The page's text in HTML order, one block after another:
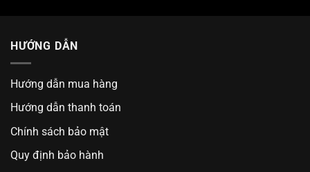
HƯỚNG DẪN
Hướng dẫn mua hàng
Hướng dẫn thanh toán
Chính sách bảo mật
Quy định bảo hành